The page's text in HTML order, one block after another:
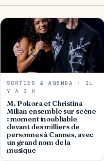
SORTIES & AGENDA · IL
Y A 3 H
M. Pokora et Christina
Milian ensemble sur scène
: moment inoubliable
devant des milliers de
personnes à Cannes, avec
un grand nom de la
musique